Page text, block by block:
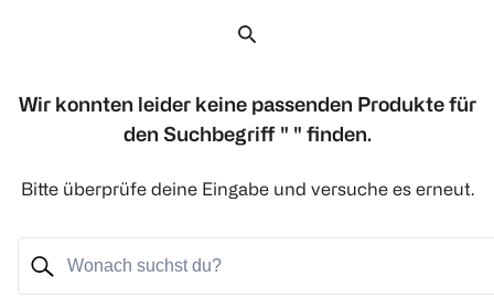
Wir konnten leider keine passenden Produkte für
den Suchbegriff " " finden.
Bitte überprüfe deine Eingabe und versuche es erneut.